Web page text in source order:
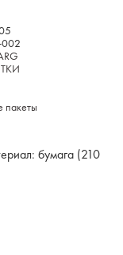
002
пакеты
бумага (210